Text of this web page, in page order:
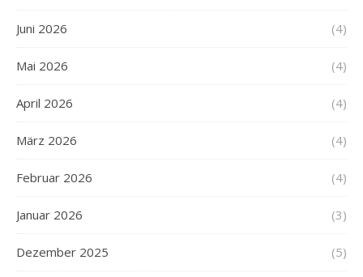
Juni 2026 (4)
Mai 2026 (4)
April 2026 (4)
März 2026 (4)
Februar 2026 (4)
Januar 2026 (3)
Dezember 2025 (5)